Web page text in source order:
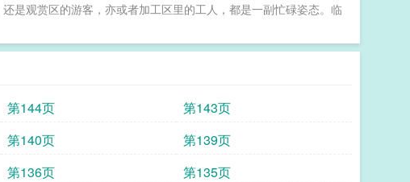
是观赏区的游客，亦或者加工区里的工人，都是一副忙碌姿态。临
第144页
第143页
第140页
第139页
第136页 第135页